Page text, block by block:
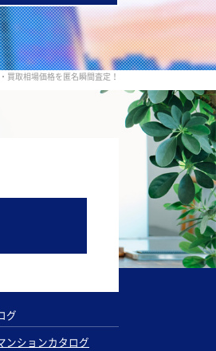
買取相場価格を匿名瞬間査定！
グ
ンションカタログ